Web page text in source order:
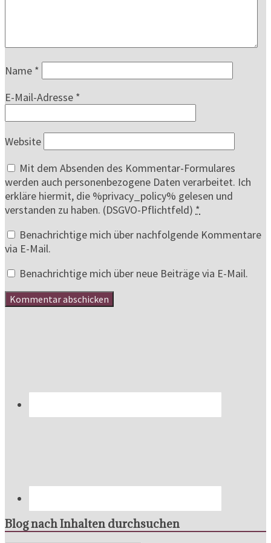
Name *
E-Mail-Adresse *
Website
Mit dem Absenden des Kommentar-Formulares
werden auch personenbezogene Daten verarbeitet. Ich
erkläre hiermit, die %privacy_policy% gelesen und
verstanden zu haben. (DSGVO-Pflichtfeld) *
Benachrichtige mich über nachfolgende Kommentare
via E-Mail.
Benachrichtige mich über neue Beiträge via E-Mail.
Blog nach Inhalten durchsuchen